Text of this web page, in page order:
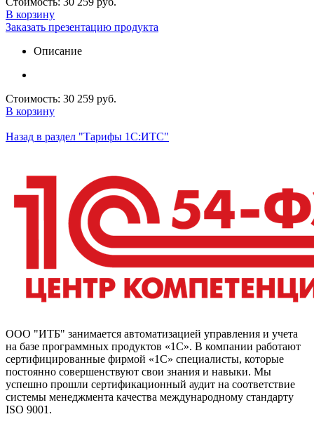
В корзину
Заказать презентацию продукта
Описание
Стоимость: 30 259 руб.
В корзину
Назад в раздел "Тарифы 1С:ИТС"
ООО "ИТБ" занимается автоматизацией управления и учета
на базе программных продуктов «1С». В компании работают
сертифицированные фирмой «1С» специалисты, которые
постоянно совершенствуют свои знания и навыки. Мы
успешно прошли сертификационный аудит на соответствие
системы менеджмента качества международному стандарту
ISO 9001.